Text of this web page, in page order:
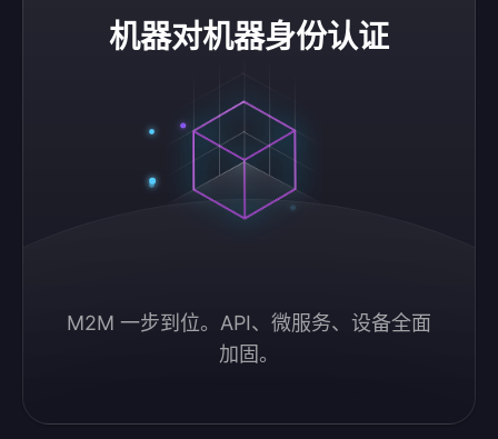
机器对机器身份认证
M2M 一步到位。API、微服务、设备全面
加固。
机器对机器身份认证